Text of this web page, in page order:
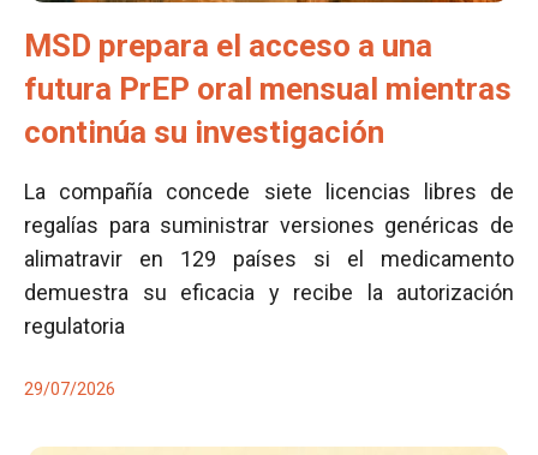
MSD prepara el acceso a una
futura PrEP oral mensual mientras
continúa su investigación
La compañía concede siete licencias libres de
regalías para suministrar versiones genéricas de
alimatravir en 129 países si el medicamento
demuestra su eficacia y recibe la autorización
regulatoria
29/07/2026